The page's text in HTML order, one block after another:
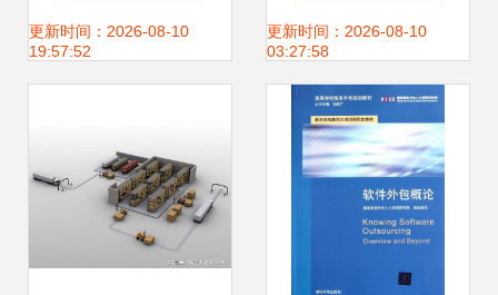
联网数据引擎
更新时间：2026-08-10
19:57:52
工具脉冲控制仪控
制板电路板
更新时间：2026-08-10
03:27:58